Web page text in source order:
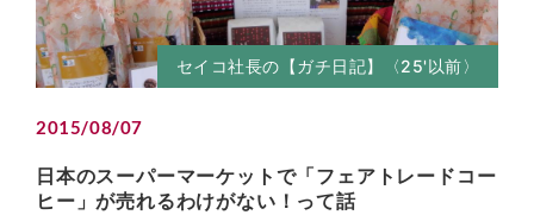
セイコ社長の【ガチ日記】〈25'以前〉
2015/08/07
日本のスーパーマーケットで「フェアトレードコー
ヒー」が売れるわけがない！って話